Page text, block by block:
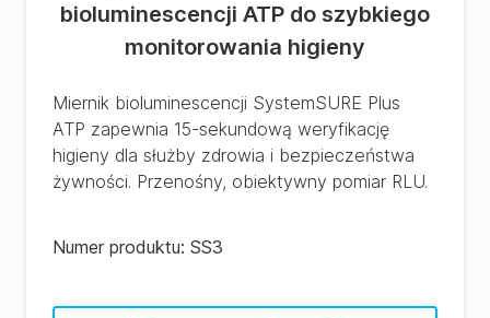
bioluminescencji ATP do szybkiego
monitorowania higieny
Miernik bioluminescencji SystemSURE Plus
ATP zapewnia 15-sekundową weryfikację
higieny dla służby zdrowia i bezpieczeństwa
żywności. Przenośny, obiektywny pomiar RLU.
Numer produktu: SS3